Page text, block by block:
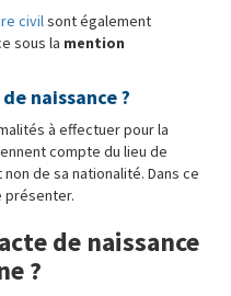
civilsont également
sous la mention
naissance ?
à effectuer pour la
compte du lieu de
de sa nationalité. Dans ce
présenter.
de naissance
?